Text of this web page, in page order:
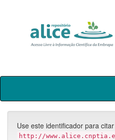
Skip
Use este identificador para
http://